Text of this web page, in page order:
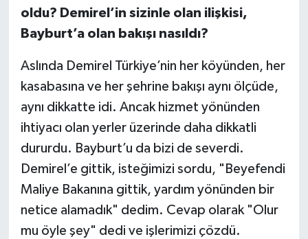
oldu? Demirel’in sizinle olan ilişkisi,
Bayburt’a olan bakışı nasıldı?
Aslında Demirel Türkiye’nin her köyünden, her
kasabasına ve her şehrine bakışı aynı ölçüde,
aynı dikkatte idi. Ancak hizmet yönünden
ihtiyacı olan yerler üzerinde daha dikkatli
dururdu. Bayburt’u da bizi de severdi.
Demirel’e gittik, isteğimizi sordu, "Beyefendi
Maliye Bakanına gittik, yardım yönünden bir
netice alamadık" dedim. Cevap olarak "Olur
mu öyle şey" dedi ve işlerimizi çözdü.